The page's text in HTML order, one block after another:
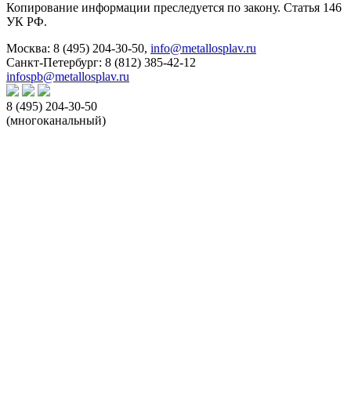
Копирование информации преследуется по закону. Статья 146
УК РФ.
Москва: 8 (495) 204-30-50, info@metallosplav.ru
Санкт-Петербург: 8 (812) 385-42-12
infospb@metallosplav.ru
8 (495) 204-30-50
(многоканальный)